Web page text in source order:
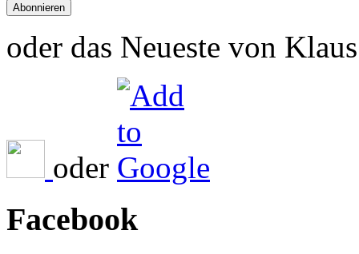
oder das Neueste von
oder
Facebook